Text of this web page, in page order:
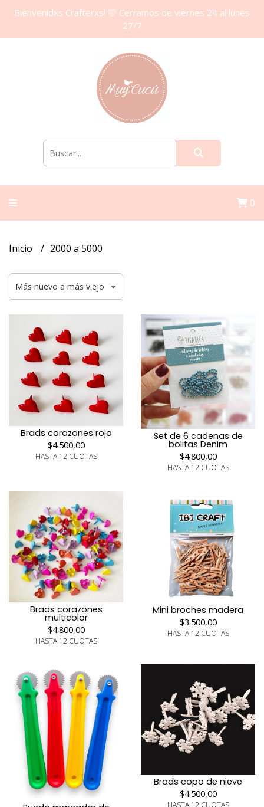
Bienvenidxs Crafterxs! 🩷 Cerramos de viernes 24 al lunes
27/7
0
Inicio 2000 a 5000
Brads corazones rojo
$4.500,00
HASTA 12 CUOTAS
Set de 6 cadenas de
bolitas Denim
$4.800,00
HASTA 12 CUOTAS
Brads corazones
multicolor
$4.800,00
HASTA 12 CUOTAS
Mini broches madera
$3.500,00
HASTA 12 CUOTAS
Brads copo de nieve
$4.500,00
HASTA 12 CUOTAS